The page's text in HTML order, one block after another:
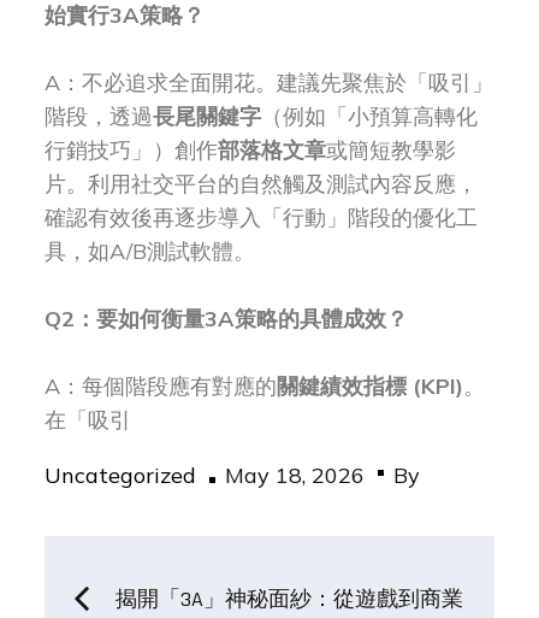
始實行3A策略？
A：不必追求全面開花。建議先聚焦於「吸引」
階段，透過長尾關鍵字 （例如「小預算高轉化
行銷技巧」）創作部落格文章或簡短教學影
片。利用社交平台的自然觸及測試內容反應，
確認有效後再逐步導入「行動」階段的優化工
具，如A/B測試軟體。
Q2：要如何衡量3A策略的具體成效？
A：每個階段應有對應的關鍵績效指標 (KPI)。
在「吸引
Uncategorized
Posted
May 18, 2026 By
Post揭開「3A」神秘面紗：從遊戲到商業